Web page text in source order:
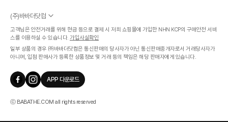
(주)바바더닷컴
서울특별시 서초구 신반포로 339, 논현빌딩 (대표이사 : 문인식)
사업자 등록번호 569-86-01308
통신판매업신고번호 제 2019 - 서울 서초 - 1268호
개인정보관리책임자 : 김효영
인증범위
온라인 쇼핑몰 서비스(바바더닷컴)
유효기간
2024.07.17 ~ 2027.07.16
고객님은 안전거래를 위해 현금 등으로 결제 시 저희 쇼핑몰에 가입한 NHN KCP의 구매안전 서비
스를 이용하실 수 있습니다. 가입사실확인
일부 상품의 경우 ㈜바바더닷컴은 통신판매의 당사자가 아닌 통신판매중개자로서 거래당사자가
아니며, 입점 판매사가 등록한 상품정보 및 거래 등의 책임은 해당 판매자에게 있습니다.
APP 다운로드
ⓒ BABATHE.COM all rights reserved